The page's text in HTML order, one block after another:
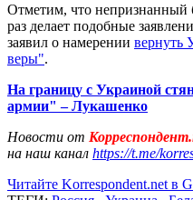
Отметим, что непризнанный
раз делает подобные
заявил о намерении вернуть
веры".
На границу с Украиной
армии" – Лукашенко
Новости от
на наш канал https://t.me/
Читайте Korrespondent.net в